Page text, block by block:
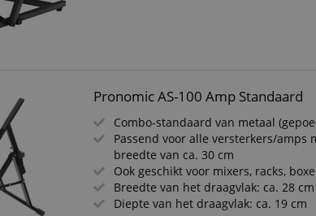
Pronomic AS-100 Amp Standaard
Combo-standaard van metaal
Passend voor alle versterkers/amps
breedte van ca. 30 cm
Ook geschikt voor mixers, racks,
Breedte van het draagvlak: ca. 28 cm
Diepte van het draagvlak: ca. 19 cm